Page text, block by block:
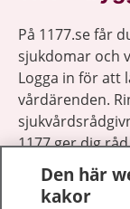
På 1177.se får
sjukdomar och
Logga in för att
vårdärenden.
1177 ger dig
Den här
kakor